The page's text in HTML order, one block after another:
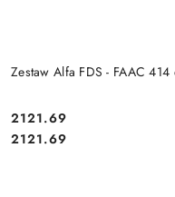
Zestaw Alfa FDS - FAAC
Cena:
2121.69
Cena:
2121.69